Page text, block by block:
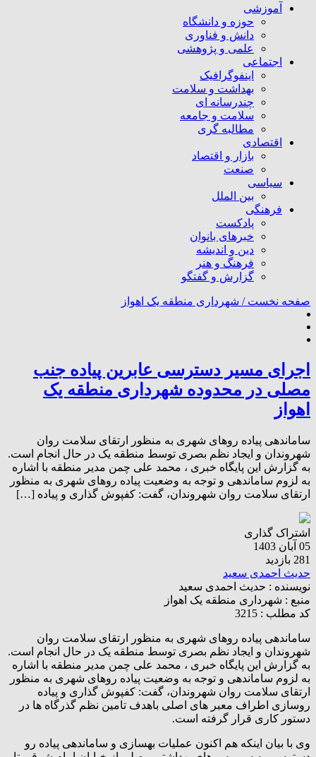
آموزشی
حوزه و دانشگاه
دانش و فناوری
علمی و پژوهشی
اجتماعی
اینفوگرافیک
بهداشت و سلامت
چندرسانه ای
سلامت و جامعه
مطالبه گری
اقتصادی
بازار و اقتصاد
صنعت
سیاسی
بین الملل
فرهنگی
پادکست
خبرهای بانوان
دین و اندیشه
فرهنگ و هنر
گزارش و گفتگو
صفحه نخست / شهرداری منطقه یک اهواز
اجرای مسیر دسترسی عابرین پیاده جنب
مصلی در محدوده شهرداری منطقه یک
اهواز
ساماندهی پیاده رو‌های شهری به منظور ارتقای سلامت روان
شهروندان و ایجاد نظم بصری توسط منطقه یک در حال انجام است.
به گزارش این پایگاه خبری ، محمد علی چمن مدیر منطقه با اشاره
به لزوم ساماندهی و توجه به وضعیت پیاده رو‌های شهری به منظور
ارتقای سلامت روان شهروندان، گفت: کفپوش گذاری و پیاده […]
اشتراک گذاری
05 آبان 1403
281 بازدید
حدیث احمدی سعید
نویسنده : حدیث احمدی سعید
منبع : شهرداری منطقه یک اهواز
کد مطلب : 3215
ساماندهی پیاده رو‌های شهری به منظور ارتقای سلامت روان
شهروندان و ایجاد نظم بصری توسط منطقه یک در حال انجام است.
به گزارش این پایگاه خبری ، محمد علی چمن مدیر منطقه با اشاره
به لزوم ساماندهی و توجه به وضعیت پیاده رو‌های شهری به منظور
ارتقای سلامت روان شهروندان، گفت: کفپوش گذاری و پیاده
روسازی اطراف معبر های اصلی باهدف تامین نظم گذرگاه ها در
دستور کاری قرار گرفته است.
وی با بیان اینکه هم اکنون عملیات بهسازی و ساماندهی پیاده رو